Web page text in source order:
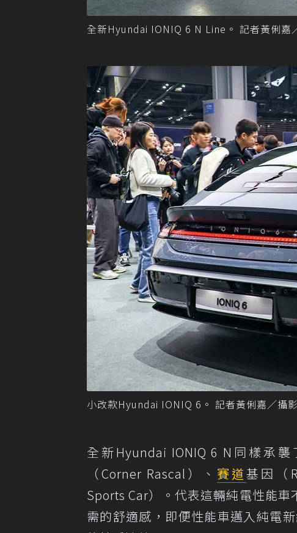
全新Hyundai IONIQ 6 N Line。 記者黃俐嘉
小改款Hyundai IONIQ 6。 記者黃俐嘉／攝影
全新Hyundai IONIQ 6 N同樣承
（Corner Rascal）、 賽道基因（
Sports Car）。代表這輛純電性能
需的舒適感，即便性能車邁入純電